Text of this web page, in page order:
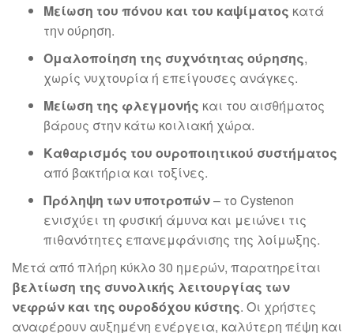
Μείωση του πόνου και του καψίματος κατά
την ούρηση.
Ομαλοποίηση της συχνότητας ούρησης,
χωρίς νυχτουρία ή επείγουσες ανάγκες.
Μείωση της φλεγμονής και του αισθήματος
βάρους στην κάτω κοιλιακή χώρα.
Καθαρισμός του ουροποιητικού συστήματος
από βακτήρια και τοξίνες.
Πρόληψη των υποτροπών– το Cystenon
ενισχύει τη φυσική άμυνα και μειώνει τις
πιθανότητες επανεμφάνισης της λοίμωξης.
Μετά από πλήρη κύκλο 30 ημερών, παρατηρείται
βελτίωση της συνολικής λειτουργίας των
νεφρών και της ουροδόχου κύστης. Οι χρήστες
αναφέρουν αυξημένη ενέργεια, καλύτερη πέψη και